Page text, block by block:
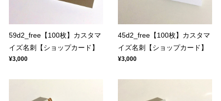
59d2_free【100枚】カスタマ
イズ名刺【ショップカード】
¥3,000
45d2_free【100枚】カスタマ
イズ名刺【ショップカード】
¥3,000